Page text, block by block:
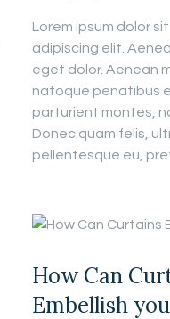
Lorem ipsum dolor
adipiscing elit.
eget dolor. Aenean
natoque penatibus
parturient montes,
Donec quam felis,
pellentesque eu,
How Can
Embellish